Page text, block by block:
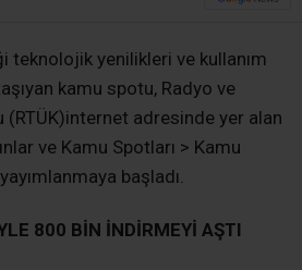
teknolojik yenilikleri ve kullanım
kamu spotu, Radyo ve
(RTÜK)internet adresinde yer alan
ve Kamu Spotları > Kamu
başladı.
800 BİN İNDİRMEYİ AŞTI